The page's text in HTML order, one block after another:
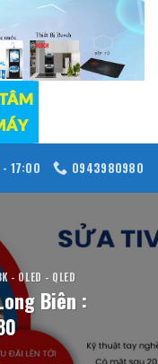
17:00 0943980980
- OLED - QLED
Biên :